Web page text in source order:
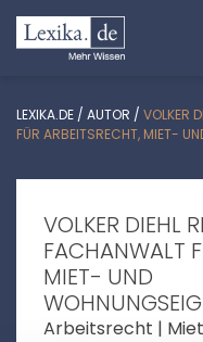
LEXIKA.DE / AUTOR / VOLKER
FÜR ARBEITSRECHT, MIET-
VOLKER DIEHL
FACHANWALT
MIET- UND
Arbeitsrecht |